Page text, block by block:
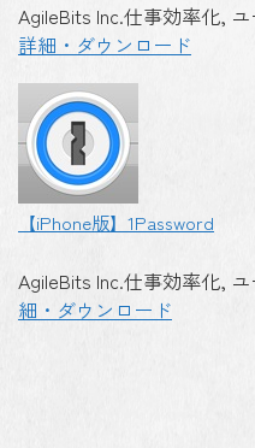
AgileBits Inc.仕事効率化,
詳細・ダウンロード
【iPhone版】1Password
AgileBits Inc.仕事効率化,
細・ダウンロード